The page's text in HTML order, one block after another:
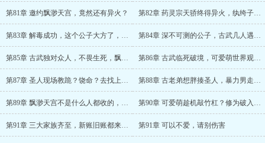
第81章 邀约飘渺天宫，竟然还有异火？ 第82章 药灵宗天骄终得异火，纨绔子弟又出现了？
第83章 解毒成功，这个公子大方了，赏赐准帝级天材地宝 第84章 深不可测的公子，古武几人遇危险
第85章 古武独对众人，不畏生死，飘渺天宫欲当看客？ 第86章 古武临死破境，可爱萌世界观崩塌了
第87章 圣人现场教跪？饶命？去找上帝说吧 第88章 古老弟想胖揍圣人，暴力男走了？傻大个凉了？
第89章 飘渺天宫不是什么人都收的，绝世体质也不要吗？ 第90章 可爱萌趁机敲竹杠？修为破入至圣
第91章 三大家族齐至，新账旧账都来了？ 第91章 可以不爱，请别伤害